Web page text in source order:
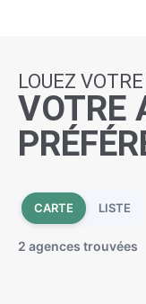
LOUEZ
VOTRE
CARTE LISTE
2 agences trouvées